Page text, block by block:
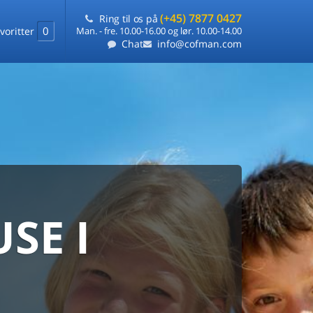
0
Ring til os på (+45) 7877 0427
Man. - fre. 10.00-16.00 og lør. 10.00-14.00
Chat info@cofman.com
I
laveste pris
ét sted